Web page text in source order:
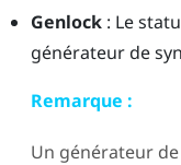
Genlock: Le
générateur de
Remarque :
Un générateur